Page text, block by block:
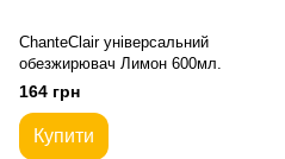
ChanteClair універсальний
обезжирювач Лимон 600мл.
164 грн
Купити